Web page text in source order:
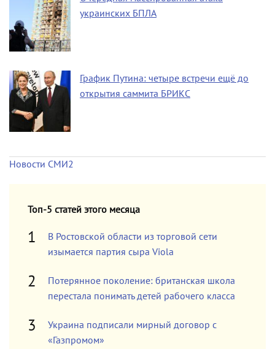
украинских БПЛА
График Путина: четыре встречи ещё до
открытия саммита БРИКС
Новости СМИ2
Топ-5 статей этого месяца
В Ростовской области из торговой сети
изымается партия сыра Viola
Потерянное поколение: британская школа
перестала понимать детей рабочего класса
Украина подписали мирный договор с
«Газпромом»